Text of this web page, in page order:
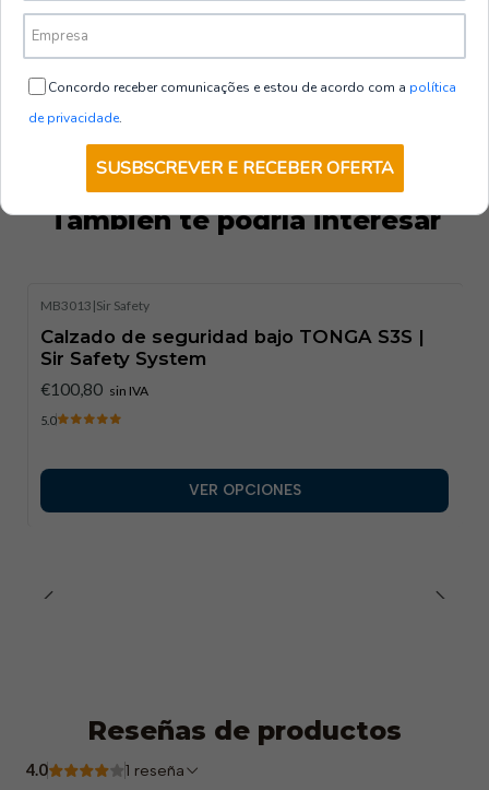
Tallas disponibles: 35 a 47.
También te podría interesar
MB3013 |Sir Safety
Calzado de seguridad bajo TONGA S3S |
Sir Safety System
€100,80 sin IVA
5.0
VER OPCIONES
Reseñas de productos
4.0 1 reseña
Concordo receber comunicações e estou de acordo com a política
de privacidade.
SUSBSCREVER E RECEBER OFERTA